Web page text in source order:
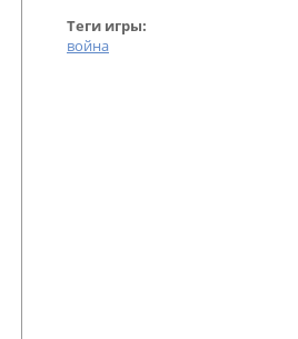
Теги игры:
война